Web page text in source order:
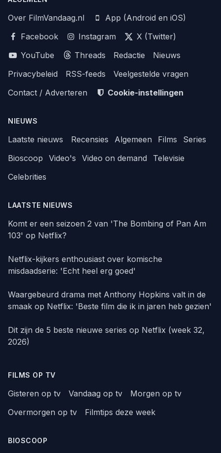
Over FilmVandaag.nl
App (Android en iOS)
Facebook
Instagram
X (Twitter)
YouTube
Threads Redactie
Nieuws
Privacybeleid
RSS-feeds
Veelgestelde vragen
Contact / Adverteren
Cookie-instellingen
NIEUWS
Laatste nieuws Recensies Algemeen Films
Series
Bioscoop
Video's Video on demand
Televisie
Celebrities
LAATSTE NIEUWS
Komt er een seizoen 2 van 'The Bombing of Pan Am
103' op Netflix?
Netflix-kijkers enthousiast over komische
misdaadserie: 'Echt heel erg goed'
Waargebeurd drama met Anthony Hopkins valt in de
smaak op Netflix: 'Beste film die ik in jaren heb gezien'
Dit zijn de 5 beste nieuwe series op Netflix (week 32,
2026)
FILMS OP TV
Gisteren op tv Vandaag op tv
Morgen op tv
Overmorgen op tv
Filmtips deze week
BIOSCOOP